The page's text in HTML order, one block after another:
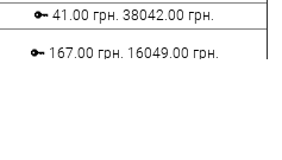
🔑 41.00 грн. 38042.00 грн.
🔑 167.00 грн. 16049.00 грн.